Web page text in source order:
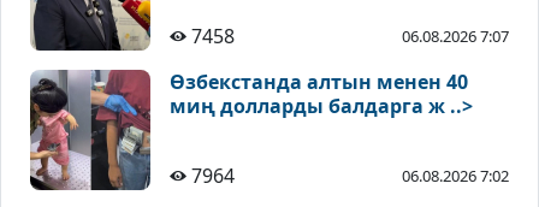
7458 06.08.2026 7:07
Өзбекстанда алтын менен 40
миң долларды балдарга ж ..>
7964 06.08.2026 7:02